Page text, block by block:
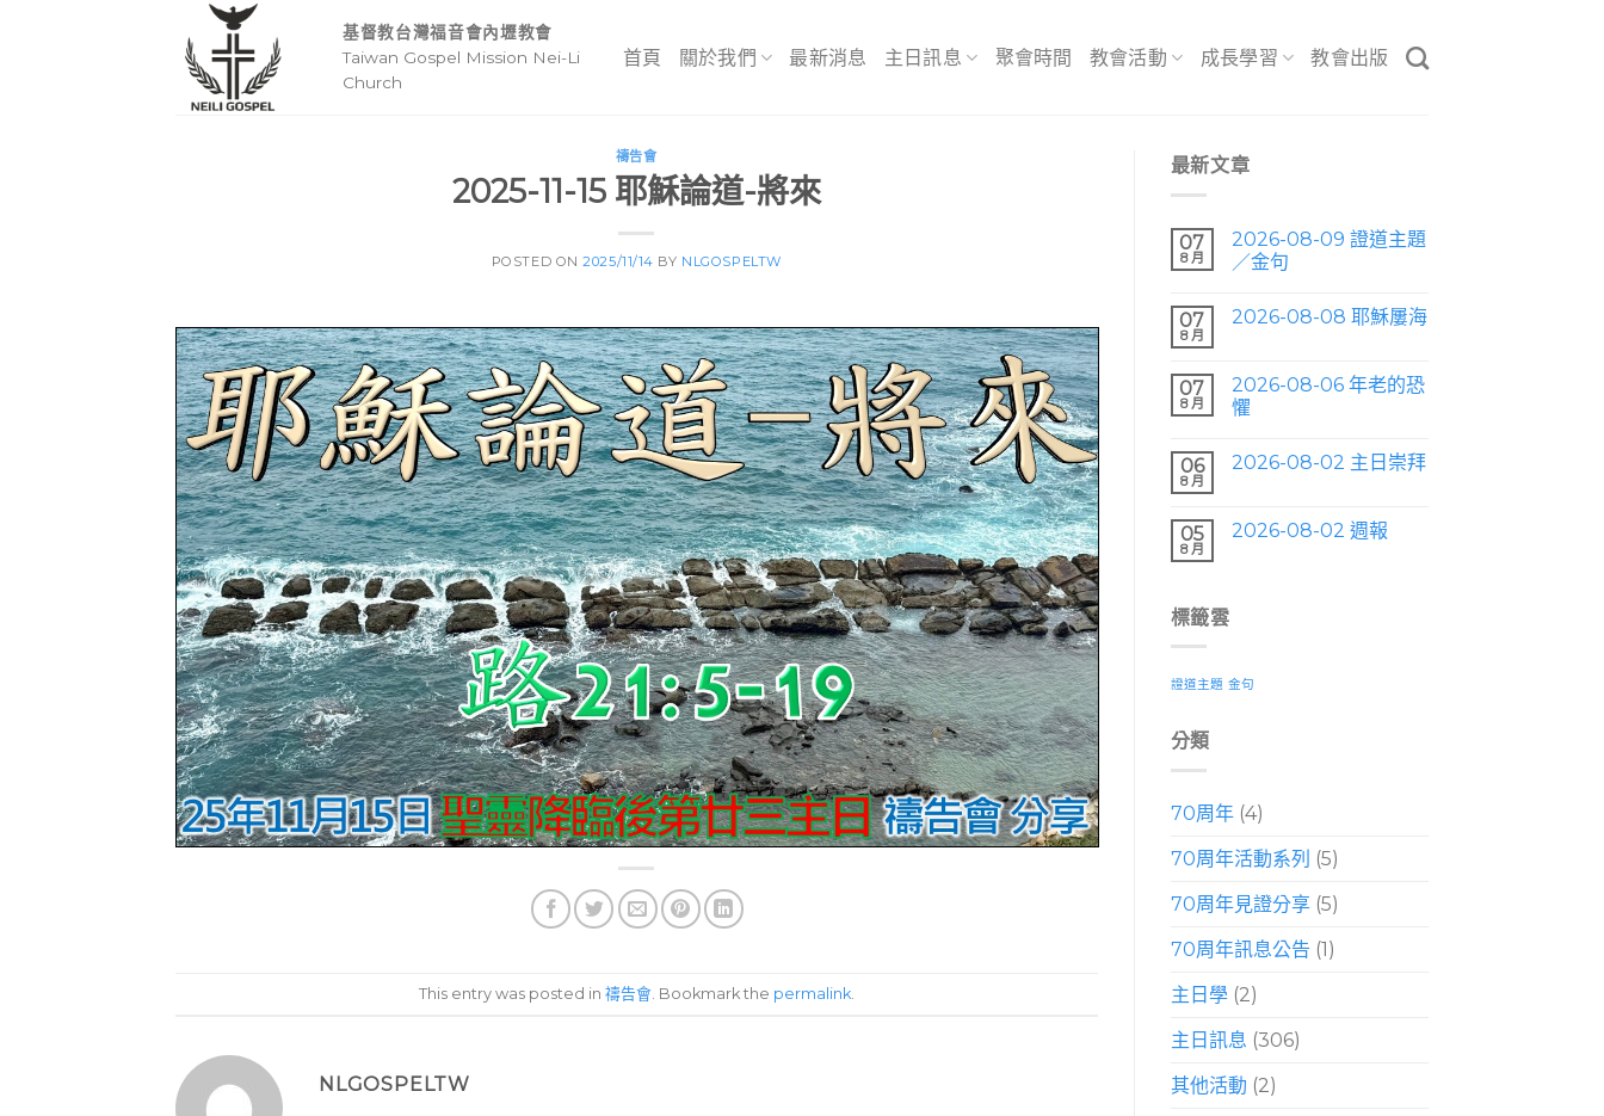
基督教台灣福音會內壢教會
Taiwan Gospel Mission Nei-Li
Church
首頁 關於我們 最新消息 主日訊息 聚會時間 教會活動 成長學習 教會出版
禱告會
2025-11-15 耶穌論道-將來
POSTED ON2025/11/14 BY NLGOSPELTW
This entry was posted in 禱告會. Bookmark the permalink.
NLGOSPELTW
最新文章
07
8 月
2026-08-09 證道主題
／金句
07
8 月
2026-08-08 耶穌屢海
07
8 月
2026-08-06 年老的恐
懼
06
8 月
2026-08-02 主日崇拜
05
8 月
2026-08-02 週報
標籤雲
證道主題 金句
分類
70周年(4)
70周年活動系列 (5)
70周年見證分享(5)
70周年訊息公告 (1)
主日學(2)
主日訊息 (306)
其他活動 (2)